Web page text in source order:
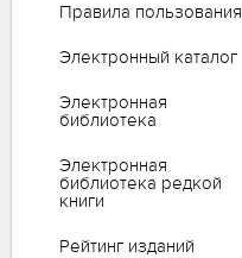
Правила пользования
Электронный каталог
Электронная
библиотека
Электронная
библиотека редкой
книги
Рейтинг изданий